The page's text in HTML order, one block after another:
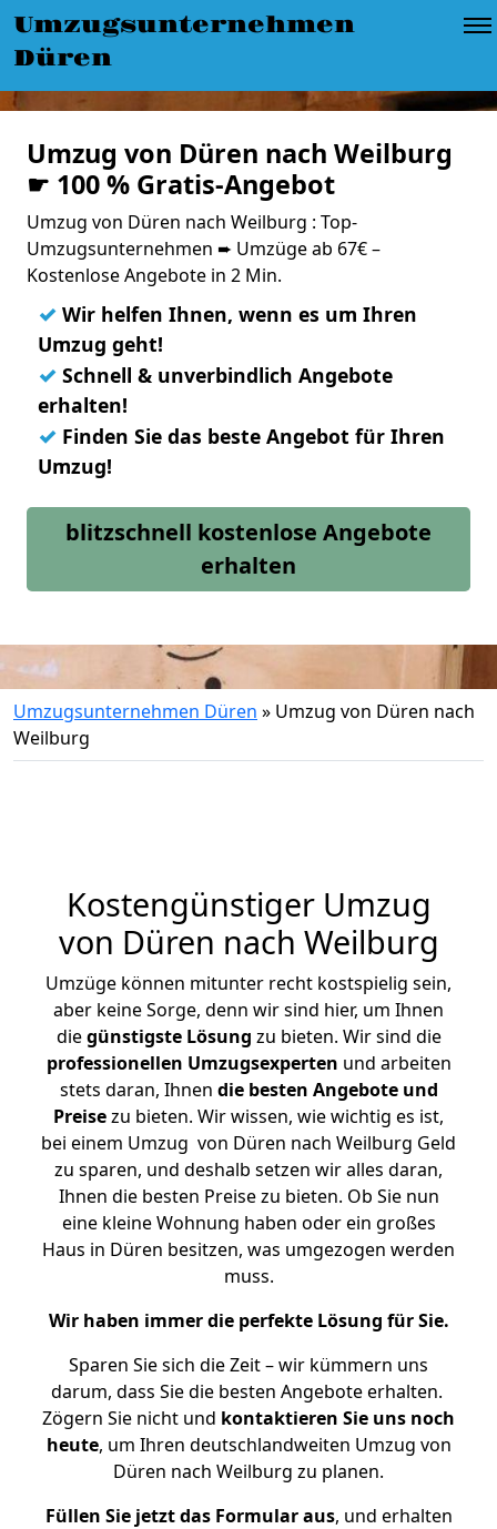
Umzugsunternehmen
Düren
Umzug von Düren nach Weilburg
☛ 100 % Gratis-Angebot
Umzug von Düren nach Weilburg : Top-
Umzugsunternehmen ➨ Umzüge ab 67€ –
Kostenlose Angebote in 2 Min.
✓ Wir helfen Ihnen, wenn es um Ihren
Umzug geht!
✓ Schnell & unverbindlich Angebote
erhalten!
✓ Finden Sie das beste Angebot für Ihren
Umzug!
blitzschnell kostenlose Angebote
erhalten
Umzugsunternehmen Düren » Umzug von Düren nach
Weilburg
Kostengünstiger Umzug
von Düren nach Weilburg
Umzüge können mitunter recht kostspielig sein,
aber keine Sorge, denn wir sind hier, um Ihnen
diegünstigste Lösung zu bieten. Wir sind die
professionellen Umzugsexperten und arbeiten
stets daran, Ihnen die besten Angebote und
Preisezu bieten. Wir wissen, wie wichtig es ist,
bei einem Umzug von Düren nach Weilburg Geld
zu sparen, und deshalb setzen wir alles daran,
Ihnen die besten Preise zu bieten. Ob Sie nun
eine kleine Wohnung haben oder ein großes
Haus in Düren besitzen, was umgezogen werden
muss.
Wir haben immer die perfekte Lösung für Sie.
Sparen Sie sich die Zeit – wir kümmern uns
darum, dass Sie die besten Angebote erhalten.
Zögern Sie nicht und kontaktieren Sie uns noch
heute, um Ihren deutschlandweiten Umzug von
Düren nach Weilburg zu planen.
Füllen Sie jetzt das Formular aus, und erhalten